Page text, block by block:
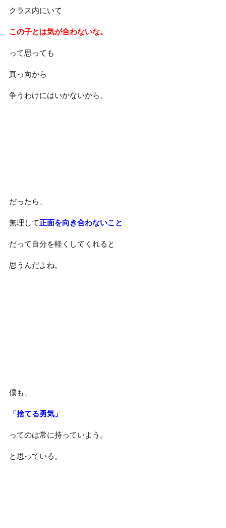
クラス内にいて
この子とは気が合わないな。
って思っても
真っ向から
争うわけにはいかないから。
だったら、
無理して正面を向き合わないこと
だって自分を軽くしてくれると
思うんだよね。
僕も、
「捨てる勇気」
ってのは常に持っていよう。
と思っている。